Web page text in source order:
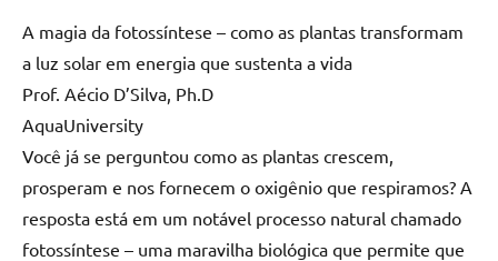
A magia da fotossíntese – como as plantas transformam
a luz solar em energia que sustenta a vida
Prof. Aécio D’Silva, Ph.D
AquaUniversity
Você já se perguntou como as plantas crescem,
prosperam e nos fornecem o oxigênio que respiramos? A
resposta está em um notável processo natural chamado
fotossíntese – uma maravilha biológica que permite que